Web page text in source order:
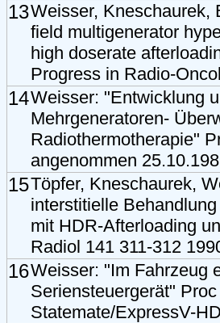
13Weisser, Kneschaurek,
field multigenerator
high doserate
Progress in Radio-
14Weisser: "Entwicklung
Mehrgeneratoren-
Radiothermotherapie"
angenommen
15Töpfer, Kneschaurek,
interstitielle
mit HDR-Afterloading
Radiol 141 311-312
16Weisser: "Im Fahrzeug
Seriensteuergerät"
Statemate/ExpressV-